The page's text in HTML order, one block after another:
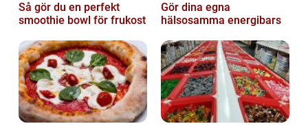
Så gör du en perfekt
smoothie bowl för frukost
Gör dina egna
hälsosamma energibars